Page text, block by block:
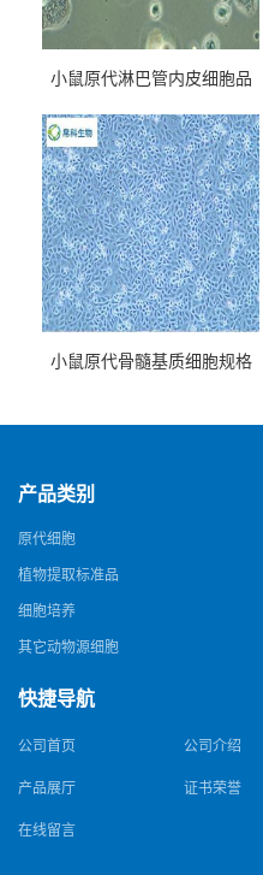
小鼠原代淋巴管内皮细胞品
小鼠原代骨髓基质细胞规格
产品类别
原代细胞
植物提取标准品
细胞培养
其它动物源细胞
快捷导航
公司首页 公司介绍
产品展厅 证书荣誉
在线留言